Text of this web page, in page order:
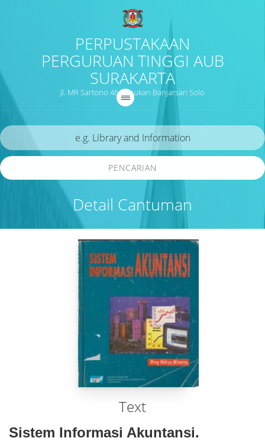
PERPUSTAKAAN
PERGURUAN TINGGI AUB
SURAKARTA
Jl. MR Sartono 46 Nusukan Banjarsari Solo
Detail Cantuman
PENCARIAN
Text
Sistem Informasi Akuntansi.